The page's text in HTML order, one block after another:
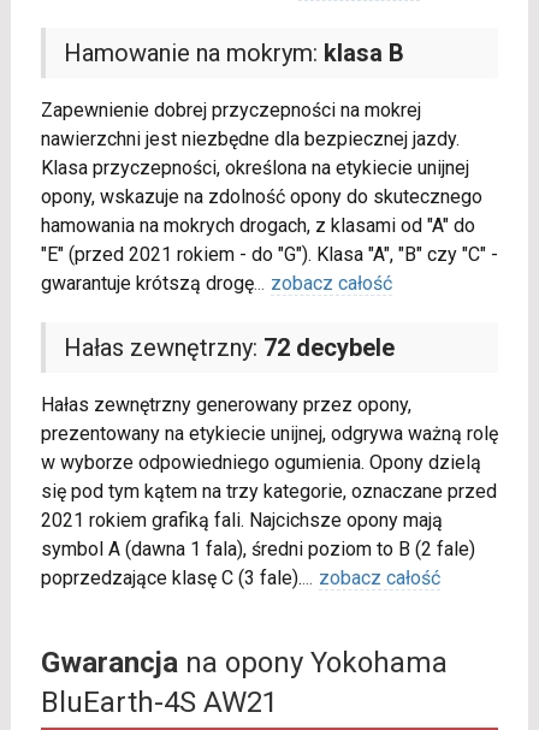
Hamowanie na mokrym: klasa B
Zapewnienie dobrej przyczepności na mokrej
nawierzchni jest niezbędne dla bezpiecznej jazdy.
Klasa przyczepności, określona na etykiecie unijnej
opony, wskazuje na zdolność opony do skutecznego
hamowania na mokrych drogach, z klasami od "A" do
"E" (przed 2021 rokiem - do "G"). Klasa "A", "B" czy "C" -
gwarantuje krótszą drogę... zobacz całość
Hałas zewnętrzny: 72 decybele
Hałas zewnętrzny generowany przez opony,
prezentowany na etykiecie unijnej, odgrywa ważną rolę
w wyborze odpowiedniego ogumienia. Opony dzielą
się pod tym kątem na trzy kategorie, oznaczane przed
2021 rokiem grafiką fali. Najcichsze opony mają
symbol A (dawna 1 fala), średni poziom to B (2 fale)
poprzedzające klasę C (3 fale).... zobacz całość
Gwarancjana opony Yokohama
BluEarth-4S AW21